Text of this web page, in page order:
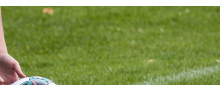
che si è rivelata essere la scelta ottimale